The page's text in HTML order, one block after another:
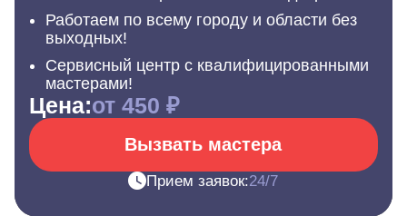
Работаем по всему городу и области без
выходных!
Сервисный центр с квалифицированными
мастерами!
Цена:от 450 ₽
Вызвать мастера
Прием заявок:24/7